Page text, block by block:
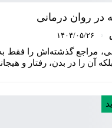
در روان درمانی
۱۴۰۴/۰۵/۲۶
مراجع گذشته‌اش را فقط
آن را در بدن، رفتار و